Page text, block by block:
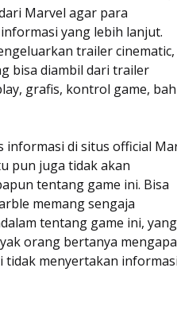
Marvel agar para
yang lebih lanjut.
trailer cinematic,
bisa diambil dari trailer
grafis, kontrol game,
informasi di situs official
pun juga tidak akan
tentang game ini. Bisa
memang sengaja
tentang game ini, yang
orang bertanya mengapa
tidak menyertakan